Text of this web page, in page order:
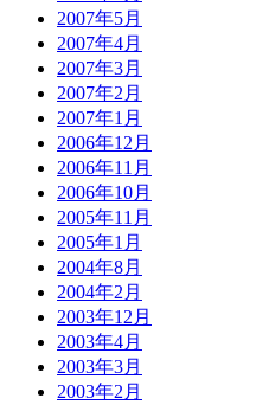
2007年5月
2007年4月
2007年3月
2007年2月
2007年1月
2006年12月
2006年11月
2006年10月
2005年11月
2005年1月
2004年8月
2004年2月
2003年12月
2003年4月
2003年3月
2003年2月